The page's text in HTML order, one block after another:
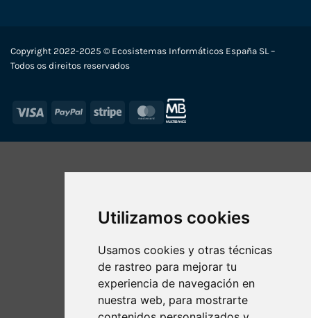
Utilizamos cookies
Usamos cookies y otras técnicas
de rastreo para mejorar tu
experiencia de navegación en
nuestra web, para mostrarte
Copyright 2022-2025 © Ecosistemas Informáticos España SL –
Todos os direitos reservados
Visa PayPal Stripe MasterCard